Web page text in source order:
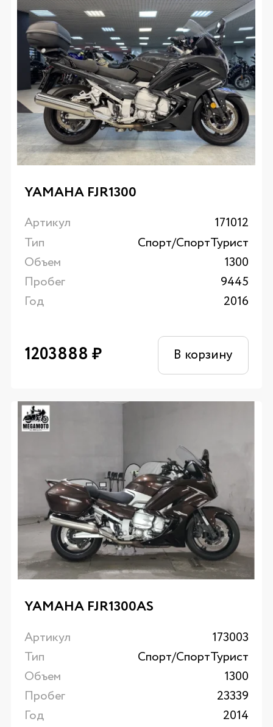
YAMAHA FJR1300
Артикул
171012
Тип
Спорт/CпортТурист
Объем
1300
Пробег
9445
Год
2016
1203888 ₽ В корзину
YAMAHA FJR1300AS
Артикул
173003
Тип
Спорт/CпортТурист
Объем
1300
Пробег
23339
Год
2014